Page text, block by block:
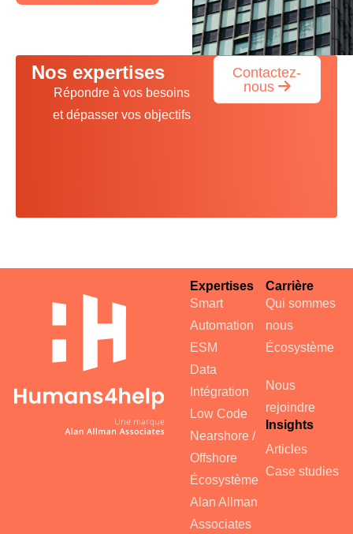
Nos expertises
Répondre à vos besoins
et dépasser vos objectifs
Contactez-
nous
Expertises
Smart
Automation
ESM
Data
Intégration
Low Code
Nearshore /
Offshore
Écosystème
Alan Allman
Associates
Carrière
Qui sommes
nous
Écosystème
Nous
rejoindre
Insights
Articles
Case studies